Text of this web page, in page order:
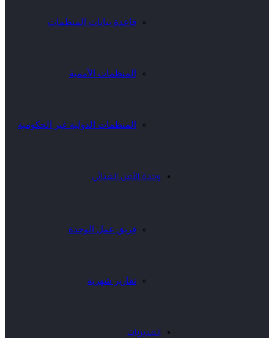
قاعدة بيانات المنظمات
المنظمات الأممية
المنظمات الدولية غير الحكومية
وحدة الأمن الغذائي
فريق عمل الوحدة
تقارير شهرية
المديريات